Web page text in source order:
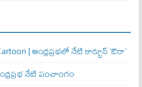
| ఆంధ్రప్రభలో నేటి కార్టూన్ ‘ఔరా’
నేటి పంచాంగం